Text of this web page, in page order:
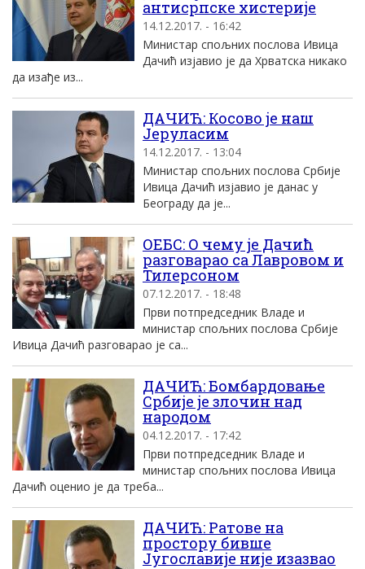
антисрпске хистерије
14.12.2017. - 16:42
Министар спољних послова Ивица
Дачић изјавио је да Хрватска никако
да изађе из...
ДАЧИЋ: Косово је наш
Јеруласим
14.12.2017. - 13:04
Министар спољних послова Србије
Ивица Дачић изјавио је данас у
Београду да је...
ОЕБС: О чему је Дачић
разговарао са Лавровом и
Тилерсоном
07.12.2017. - 18:48
Први потпредседник Владе и
министар спољних послова Србије
Ивица Дачић разговарао је са...
ДАЧИЋ: Бомбардовање
Србије је злочин над
народом
04.12.2017. - 17:42
Први потпредседник Владе и
министар спољних послова Ивица
Дачић оценио је да треба...
ДАЧИЋ: Ратове на
простору бивше
Југославије није изазвао